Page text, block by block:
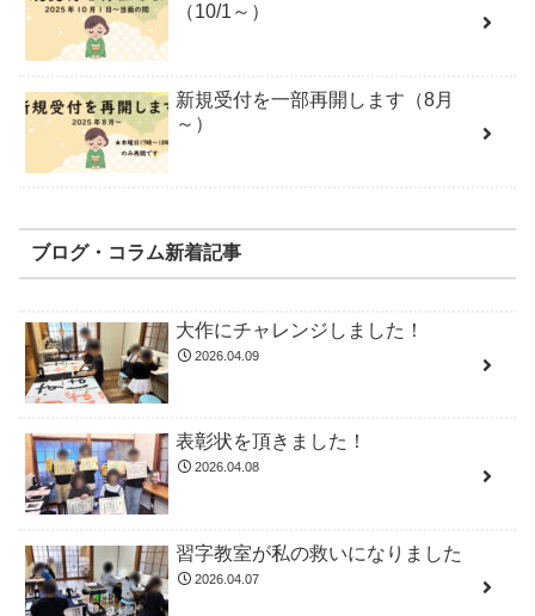
（10/1～）
新規受付を一部再開します（8月
～）
ブログ・コラム新着記事
大作にチャレンジしました！
2026.04.09
表彰状を頂きました！
2026.04.08
習字教室が私の救いになりました
2026.04.07